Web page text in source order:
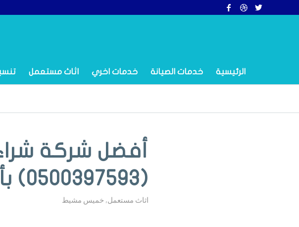
الرئيسية خدمات الصيانة خدمات اخري اثاث مستعمل
أفضل شركة
(0500397593) بأرباح تصل إلى 35%
اثاث مستعمل, خميس مشيط